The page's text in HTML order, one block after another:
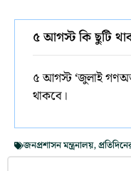
৫ আগস্ট কি ছুটি
৫ আগস্ট ‘জুলাই
থাকবে।
জনপ্রশাসন মন্ত্রনালয়,